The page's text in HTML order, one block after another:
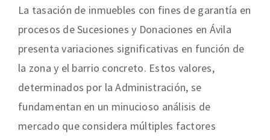
La tasación de inmuebles con fines de garantía en
procesos de Sucesiones y Donaciones en Ávila
presenta variaciones significativas en función de
la zona y el barrio concreto. Estos valores,
determinados por la Administración, se
fundamentan en un minucioso análisis de
mercado que considera múltiples factores